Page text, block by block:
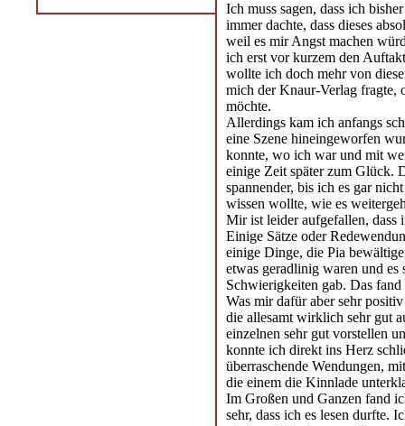
Ich muss sagen, dass ich
immer dachte, dass dieses
weil es mir Angst machen
ich erst vor kurzem den
wollte ich doch mehr von
mich der Knaur-Verlag fragte,
möchte.
Allerdings kam ich anfangs
eine Szene hineingeworfen
konnte, wo ich war und mit
einige Zeit später zum Glück.
spannender, bis ich es gar
wissen wollte, wie es
Mir ist leider aufgefallen, dass
Einige Sätze oder
einige Dinge, die Pia
etwas geradlinig waren und
Schwierigkeiten gab. Das fand
Was mir dafür aber sehr
die allesamt wirklich sehr gut
einzelnen sehr gut vorstellen
konnte ich direkt ins Herz
überraschende Wendungen,
die einem die Kinnlade
Im Großen und Ganzen fand
sehr, dass ich es lesen durfte.